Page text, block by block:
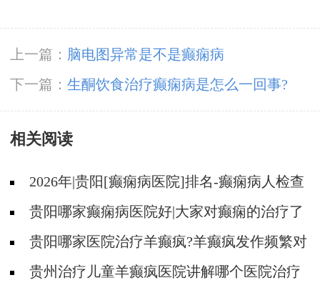
上一篇： 脑电图异常是不是癫痫病
下一篇： 生酮饮食治疗癫痫病是怎么一回事?
相关阅读
2026年|贵阳[癫痫病医院]排名-癫痫病人检查
对身体有影响吗?
贵阳哪家癫痫病医院好|大家对癫痫的治疗了
解吗?贵阳哪家医院治疗羊癫疯?羊癫疯发作频繁对
身体有什么危害?
贵州治疗儿童羊癫疯医院讲解哪个医院治疗